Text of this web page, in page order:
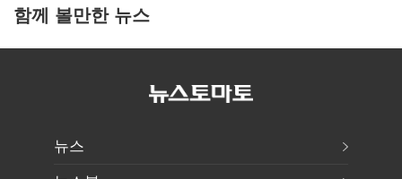
함께 볼만한 뉴스
뉴스